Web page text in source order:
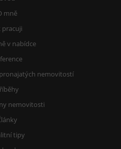
mně
pracuji
v nabídce
nemovitostí
nemovitosti
tipy